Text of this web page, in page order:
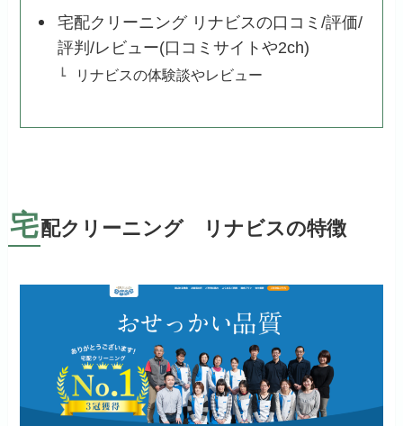
宅配クリーニング リナビスの口コミ/評価/
評判/レビュー(口コミサイトや2ch)
リナビスの体験談やレビュー
宅配クリーニング リナビスの特徴